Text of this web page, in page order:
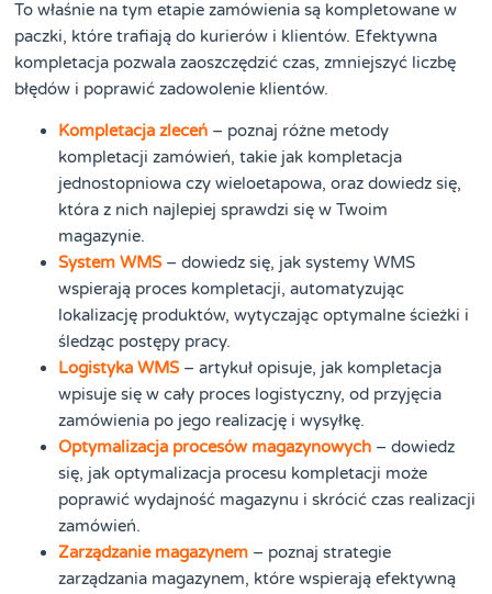
To właśnie na tym etapie zamówienia są kompletowane w
paczki, które trafiają do kurierów i klientów. Efektywna
kompletacja pozwala zaoszczędzić czas, zmniejszyć liczbę
błędów i poprawić zadowolenie klientów.
Kompletacja zleceń – poznaj różne metody
kompletacji zamówień, takie jak kompletacja
jednostopniowa czy wieloetapowa, oraz dowiedz się,
która z nich najlepiej sprawdzi się w Twoim
magazynie.
System WMS– dowiedz się, jak systemy WMS
wspierają proces kompletacji, automatyzując
lokalizację produktów, wytyczając optymalne ścieżki i
śledząc postępy pracy.
Logistyka WMS– artykuł opisuje, jak kompletacja
wpisuje się w cały proces logistyczny, od przyjęcia
zamówienia po jego realizację i wysyłkę.
Optymalizacja procesów magazynowych – dowiedz
się, jak optymalizacja procesu kompletacji może
poprawić wydajność magazynu i skrócić czas realizacji
zamówień.
Zarządzanie magazynem – poznaj strategie
zarządzania magazynem, które wspierają efektywną